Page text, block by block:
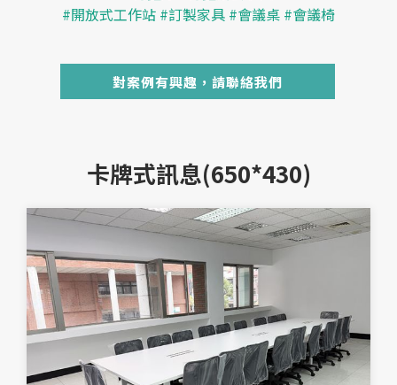
#開放式工作站 #訂製家具 #會議桌 #會議椅
對案例有興趣，請聯絡我們
卡牌式訊息(650*430)